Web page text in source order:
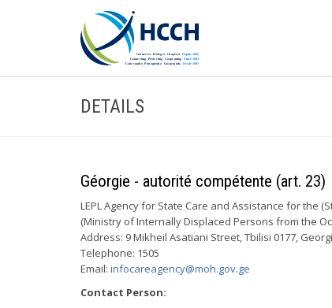
DETAILS
Géorgie - autorité compétente (art. 23)
LEPL Agency for State Care and Assistance for the
(Ministry of Internally Displaced Persons from the
Address: 9 Mikheil Asatiani Street, Tbilisi 0177,
Telephone: 1505
Email: infocareagency@moh.gov.ge
Contact Person: